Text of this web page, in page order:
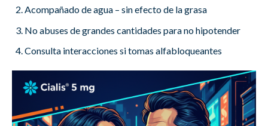
Acompañado de agua – sin efecto de la grasa
No abuses de grandes cantidades para no hipotender
Consulta interacciones si tomas alfabloqueantes